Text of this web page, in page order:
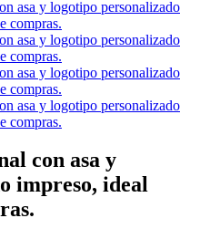
con asa y
impreso, ideal